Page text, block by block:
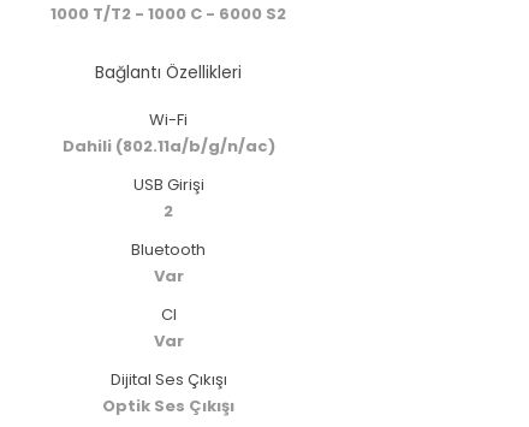
1000 T/T2 - 1000 C - 6000 S2
Bağlantı Özellikleri
Wi-Fi
Dahili (802.11a/b/g/n/ac)
USB Girişi
2
Bluetooth
Var
CI
Var
Dijital Ses Çıkışı
Optik Ses Çıkışı